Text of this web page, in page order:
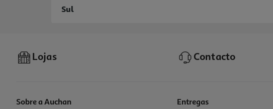
Sul
Lojas Contacto
Sobre a Auchan Entregas